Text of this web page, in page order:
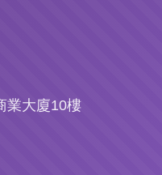
業大廈10樓